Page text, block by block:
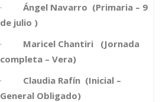
· Ángel Navarro (Primaria – 9
de julio )
· Maricel Chantiri (Jornada
completa – Vera)
· Claudia Rafín (Inicial –
General Obligado)